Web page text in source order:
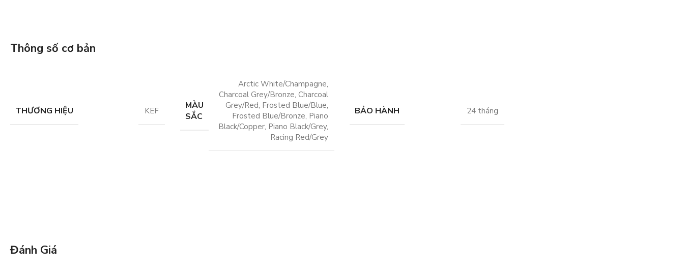
Thông số cơ bản
THƯƠNG HIỆU KEF
MÀU
SẮC
Arctic White/Champagne,
Charcoal Grey/Bronze, Charcoal
Grey/Red, Frosted Blue/Blue,
Frosted Blue/Bronze, Piano
Black/Copper, Piano Black/Grey,
Racing Red/Grey
BẢO HÀNH 24 tháng
Đánh Giá